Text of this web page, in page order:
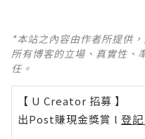
*本站之內容由作者所提供
所有博客的立場、真實性、
任。
【 U Creator 招募 】
出Post賺現金獎賞 l 登